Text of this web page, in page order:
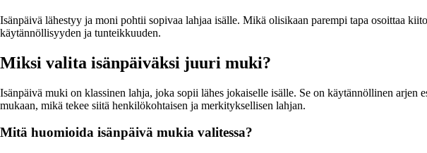
Isänpäivä lähestyy ja moni pohtii sopivaa lahjaa isälle. Mikä olisikaan parempi tapa osoittaa
käytännöllisyyden ja tunteikkuuden.
Miksi valita isänpäiväksi juuri muki?
Isänpäivä muki on klassinen lahja, joka sopii lähes jokaiselle isälle. Se on käytännöllinen
mukaan, mikä tekee siitä henkilökohtaisen ja merkityksellisen lahjan.
Mitä huomioida isänpäivä mukia valitessa?